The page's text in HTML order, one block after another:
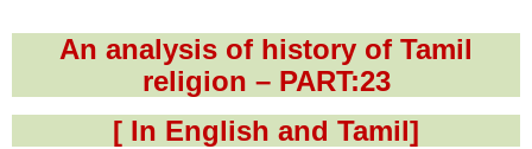
An analysis of history of Tamil
religion – PART:23
[ In English and Tamil]